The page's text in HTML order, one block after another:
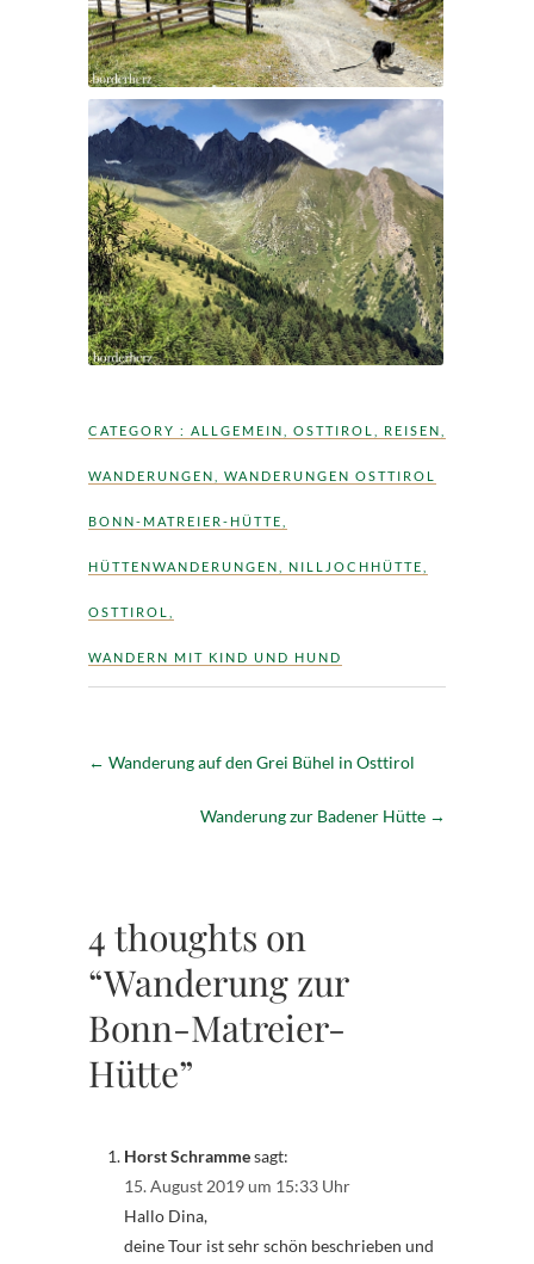
CATEGORY : ALLGEMEIN OSTTIROL REISEN
WANDERUNGEN WANDERUNGEN OSTTIROL
BONN-MATREIER-HÜTTE
HÜTTENWANDERUNGEN NILLJOCHHÜTTE
OSTTIROL
WANDERN MIT KIND UND HUND
← Wanderung auf den Grei Bühel in Osttirol
Wanderung zur Badener Hütte →
4 thoughts on
“Wanderung zur
Bonn-Matreier-
Hütte”
Horst Schrammesagt:
15. August 2019 um 15:33 Uhr
Hallo Dina,
deine Tour ist sehr schön beschrieben und